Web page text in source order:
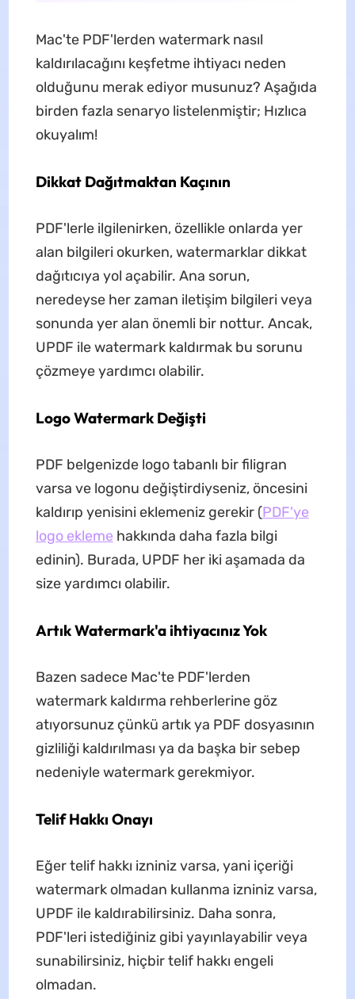
Mac'te PDF'lerden watermark nasıl
kaldırılacağını keşfetme ihtiyacı neden
olduğunu merak ediyor musunuz? Aşağıda
birden fazla senaryo listelenmiştir; Hızlıca
okuyalım!
Dikkat Dağıtmaktan Kaçının
PDF'lerle ilgilenirken, özellikle onlarda yer
alan bilgileri okurken, watermarklar dikkat
dağıtıcıya yol açabilir. Ana sorun,
neredeyse her zaman iletişim bilgileri veya
sonunda yer alan önemli bir nottur. Ancak,
UPDF ile watermark kaldırmak bu sorunu
çözmeye yardımcı olabilir.
Logo Watermark Değişti
PDF belgenizde logo tabanlı bir filigran
varsa ve logonu değiştirdiyseniz, öncesini
kaldırıp yenisini eklemeniz gerekir (PDF'ye
logo ekleme hakkında daha fazla bilgi
edinin). Burada, UPDF her iki aşamada da
size yardımcı olabilir.
Artık Watermark'a ihtiyacınız Yok
Bazen sadece Mac'te PDF'lerden
watermark kaldırma rehberlerine göz
atıyorsunuz çünkü artık ya PDF dosyasının
gizliliği kaldırılması ya da başka bir sebep
nedeniyle watermark gerekmiyor.
Telif Hakkı Onayı
Eğer telif hakkı izniniz varsa, yani içeriği
watermark olmadan kullanma izniniz varsa,
UPDF ile kaldırabilirsiniz. Daha sonra,
PDF'leri istediğiniz gibi yayınlayabilir veya
sunabilirsiniz, hiçbir telif hakkı engeli
olmadan.